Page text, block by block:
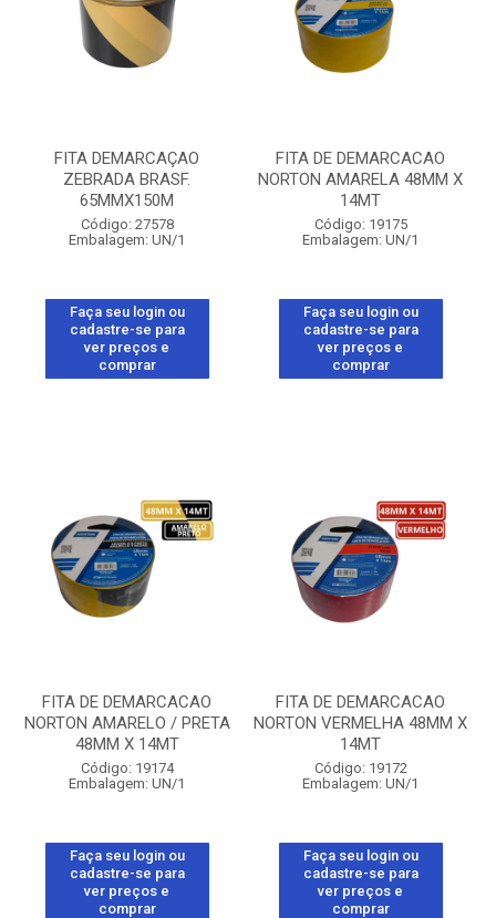
FITA DEMARCAÇAO
ZEBRADA BRASF.
65MMX150M
Código: 27578
Embalagem: UN/1
Faça seu login ou
cadastre-se para
ver preços e
comprar
FITA DE DEMARCACAO
NORTON AMARELA 48MM X
14MT
Código: 19175
Embalagem: UN/1
Faça seu login ou
cadastre-se para
ver preços e
comprar
FITA DE DEMARCACAO
NORTON AMARELO / PRETA
48MM X 14MT
Código: 19174
Embalagem: UN/1
Faça seu login ou
cadastre-se para
ver preços e
comprar
FITA DE DEMARCACAO
NORTON VERMELHA 48MM X
14MT
Código: 19172
Embalagem: UN/1
Faça seu login ou
cadastre-se para
ver preços e
comprar